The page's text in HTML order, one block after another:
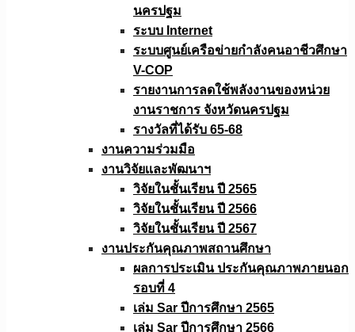
นครปฐม
ระบบ Internet
ระบบศูนย์เครือข่ายกำลังคนอาชีวศึกษา
V-COP
รายงานการลดใช้พลังงานของหน่วย
งานราชการ จังหวัดนครปฐม
รางวัลที่ได้รับ 65-68
งานความร่วมมือ
งานวิจัยเเละพัฒนาฯ
วิจัยในชั้นเรียน ปี 2565
วิจัยในชั้นเรียน ปี 2566
วิจัยในชั้นเรียน ปี 2567
งานประกันคุณภาพสถานศึกษา
ผลการประเมิน ประกันคุณภาพภายนอก
รอบที่ 4
เล่ม Sar ปีการศึกษา 2565
เล่ม Sar ปีการศึกษา 2566